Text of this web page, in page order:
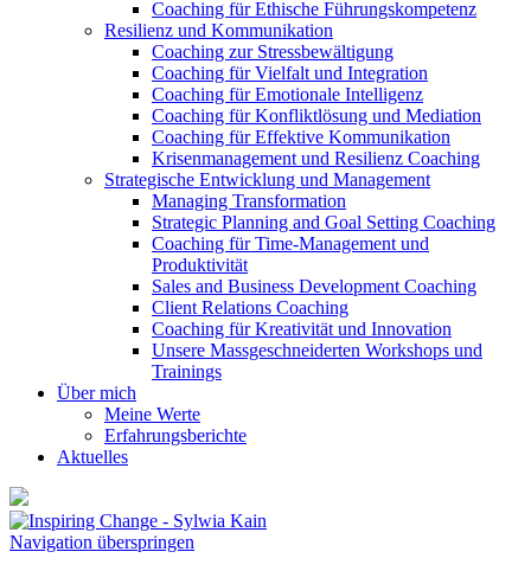
Coaching für Ethische Führungskompetenz
Resilienz und Kommunikation
Coaching zur Stressbewältigung
Coaching für Vielfalt und Integration
Coaching für Emotionale Intelligenz
Coaching für Konfliktlösung und Mediation
Coaching für Effektive Kommunikation
Krisenmanagement und Resilienz Coaching
Strategische Entwicklung und Management
Managing Transformation
Strategic Planning and Goal Setting Coaching
Coaching für Time-Management und
Produktivität
Sales and Business Development Coaching
Client Relations Coaching
Coaching für Kreativität und Innovation
Unsere Massgeschneiderten Workshops und
Trainings
Über mich
Meine Werte
Erfahrungsberichte
Aktuelles
Navigation überspringen